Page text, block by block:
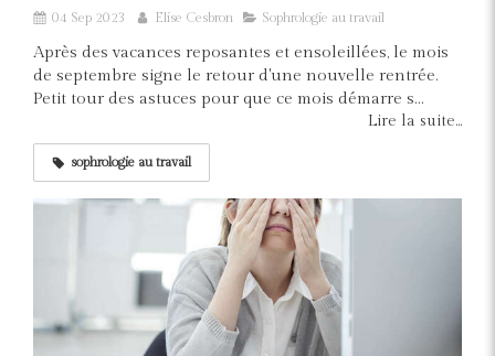
04 Sep 2023 Elise Cesbron Sophrologie au travail
Après des vacances reposantes et ensoleillées, le mois
de septembre signe le retour d'une nouvelle rentrée.
Petit tour des astuces pour que ce mois démarre s...
Lire la suite...
sophrologie au travail